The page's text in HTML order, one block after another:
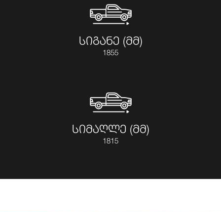
სიგანე (მმ)
1855
სიმაღლე (მმ)
1815